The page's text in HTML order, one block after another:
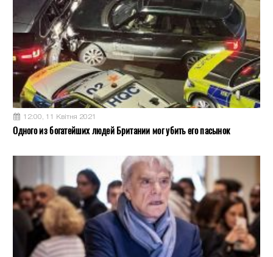
12:00, 11 Квітня 2021
Одного из богатейших людей Британии мог убить его пасынок